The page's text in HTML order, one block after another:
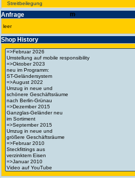
Streit­bei­legung
Anfrage
leer
Shop History